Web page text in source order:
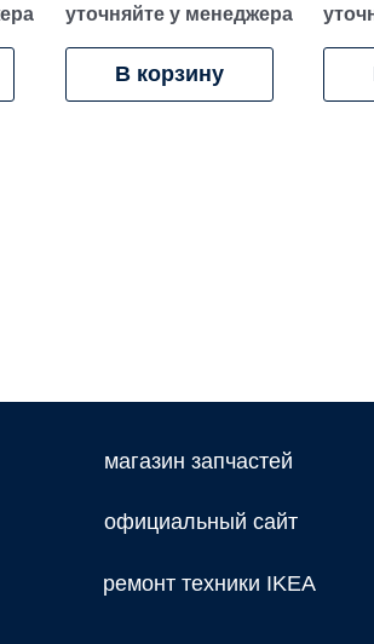
уточняйте у менеджера
В корзину
магазин запчастей
официальный сайт
ремонт техники IKEA